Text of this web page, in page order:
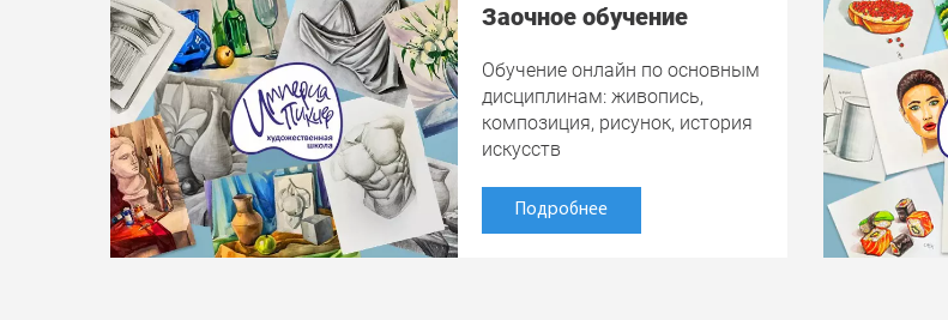
Заочное обучение
Обучение онлайн по основным
дисциплинам: живопись,
композиция, рисунок, история
искусств
Подробнее